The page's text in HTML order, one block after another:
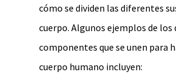
cómo se dividen las diferentes
cuerpo. Algunos ejemplos de
componentes que se unen para
cuerpo humano incluyen: